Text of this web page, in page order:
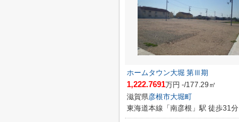
ホームタウン大堀 第Ⅲ期
1,222.7691万円 -/177.29㎡
滋賀県彦根市大堀町
東海道本線「南彦根」駅 徒歩31分